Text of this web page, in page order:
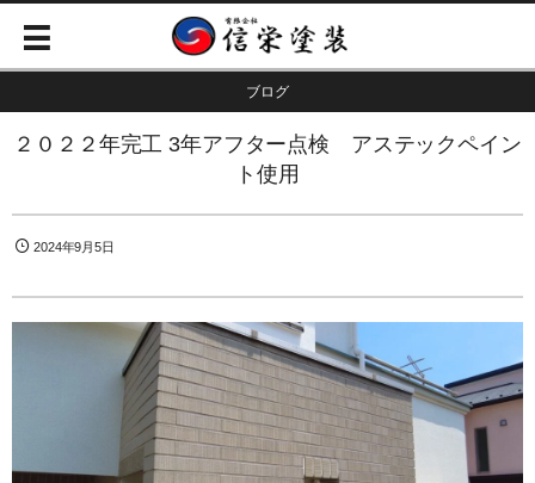
ブログ
２０２２年完工 3年アフター点検 アステックペイン
ト使用
2024年9月5日